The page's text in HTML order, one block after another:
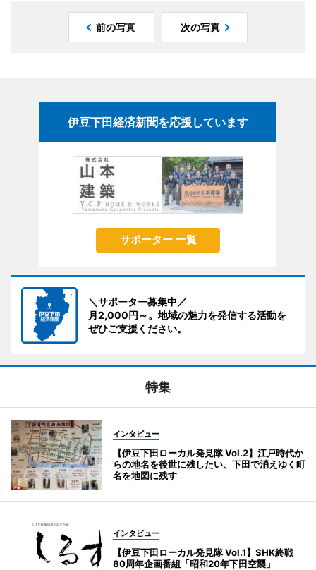
前の写真 次の写真
伊豆下田経済新聞を応援しています
サポーター 一覧
＼サポーター募集中／
月2,000円～。地域の魅力を発信する活動を
ぜひご支援ください。
特集
インタビュー
【伊豆下田ローカル発見隊 Vol.2】江戸時代か
らの地名を後世に残したい、下田で消えゆく町
名を地図に残す
インタビュー
【伊豆下田ローカル発見隊 Vol.1】SHK終戦
80周年企画番組「昭和20年下田空襲」